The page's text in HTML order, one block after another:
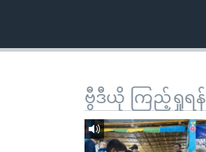
ဗွီဒီယို ကြည့်ရှုရန်